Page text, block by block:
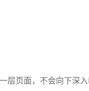
层页面，不会向下深